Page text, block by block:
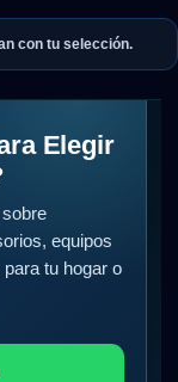
con tu selección.
Elegir
equipos
tu hogar o